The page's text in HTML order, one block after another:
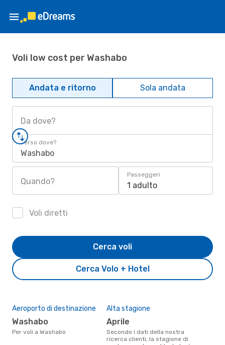
Voli low cost per Washabo
Andata e ritorno Sola andata
Da dove?
Verso dove?
Washabo
Quando?
Passeggeri
1 adulto
Voli diretti
Cerca Volo + Hotel
Cerca voli
Aeroporto di destinazione
Washabo
Per voli a Washabo
Alta stagione
aprile
Secondo i dati della nostra
ricerca clienti, la stagione di